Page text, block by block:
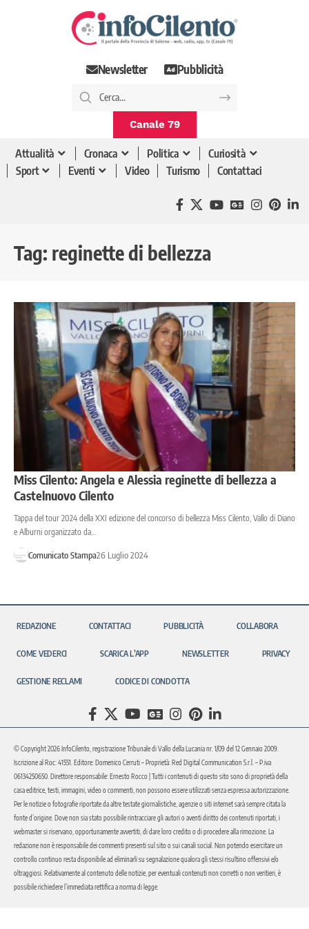
Newsletter Pubblicità
Canale 79
Attualità Cronaca Politica
Curiosità
Sport
Eventi Video Turismo Contattaci
Tag: reginette di bellezza
Miss Cilento: Angela e Alessia reginette di bellezza a
Castelnuovo Cilento
Tappa del tour 2024 della XXI edizione del concorso di bellezza Miss Cilento, Vallo di Diano
e Alburni organizzato da…
Comunicato Stampa26 Luglio 2024
REDAZIONE CONTATTACI PUBBLICITÀ COLLABORA
COME VEDERCI SCARICA L’APP NEWSLETTER PRIVACY
GESTIONE RECLAMI CODICE DI CONDOTTA
© Copyright 2026 InfoCilento, registrazione Tribunale di Vallo della Lucania nr. 1/09 del 12 Gennaio 2009.
Iscrizione al Roc: 41551. Editore: Domenico Cerruti – Proprietà: Red Digital Communication S.r.l. – P.iva
06134250650. Direttore responsabile: Ernesto Rocco | Tutti i contenuti di questo sito sono di proprietà della
casa editrice, testi, immagini, video o commenti, non possono essere utilizzati senza espressa autorizzazione.
Per le notizie o fotografie riportate da altre testate giornalistiche, agenzie o siti internet sarà sempre citata la
fonte d’origine. Dove non sia stato possibile rintracciare gli autori o aventi diritto dei contenuti riportati, i
webmaster si riservano, opportunamente avvertiti, di dare loro credito o di procedere alla rimozione. La
redazione non è responsabile dei commenti presenti sul sito o sui canali social. Non potendo esercitare un
controllo continuo resta disponibile ad eliminarli su segnalazione qualora gli stessi risultino offensivi e/o
oltraggiosi. Relativamente al contenuto delle notizie, per eventuali contenuti non corretti o non veritieri, è
possibile richiedere l’immediata rettifica a norma di legge.